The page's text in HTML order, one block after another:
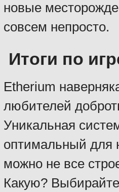
новые
совсем непросто.
Итоги по
Etherium
любителей
Уникальная
оптимальный для
можно не все
Какую?